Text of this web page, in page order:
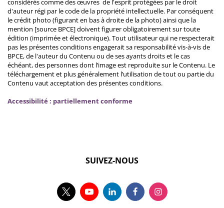
considérés comme des œuvres de l'esprit protégées par le droit
d'auteur régi par le code de la propriété intellectuelle. Par conséquent
le crédit photo (figurant en bas à droite de la photo) ainsi que la
mention [source BPCE] doivent figurer obligatoirement sur toute
édition (imprimée et électronique). Tout utilisateur qui ne respecterait
pas les présentes conditions engagerait sa responsabilité vis-à-vis de
BPCE, de l'auteur du Contenu ou de ses ayants droits et le cas
échéant, des personnes dont l’image est reproduite sur le Contenu. Le
téléchargement et plus généralement l’utilisation de tout ou partie du
Contenu vaut acceptation des présentes conditions.
Accessibilité : partiellement conforme
SUIVEZ-NOUS